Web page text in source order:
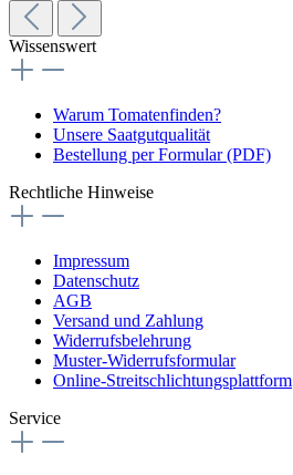
Wissenswert
Warum Tomatenfinden?
Unsere Saatgutqualität
Bestellung per Formular (PDF)
Rechtliche Hinweise
Impressum
Datenschutz
AGB
Versand und Zahlung
Widerrufsbelehrung
Muster-Widerrufsformular
Online-Streitschlichtungsplattform
Service